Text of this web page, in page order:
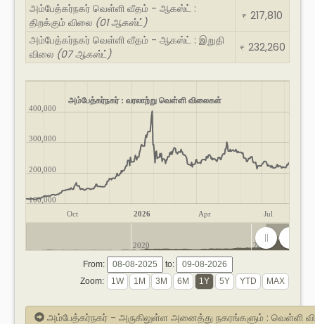
அம்பேத்கர்நகர் வெள்ளி வீதம் - ஆகஸ்ட் :
திறக்கும் விலை (01 ஆகஸ்ட்) ₹ 217,810
அம்பேத்கர்நகர் வெள்ளி வீதம் - ஆகஸ்ட் : இறுதி
விலை (07 ஆகஸ்ட்) ₹ 232,260
அம்பேத்கர்நகர் : வரலாற்று வெள்ளி விலைகள்
Oct 2026 Apr Jul
100,000
200,000
300,000
400,000
2020 2025
From:
to:
Zoom:
அம்பேத்கர்நகர் - அருகிலுள்ள அனைத்து நகரங்களும் : வெள்ளி